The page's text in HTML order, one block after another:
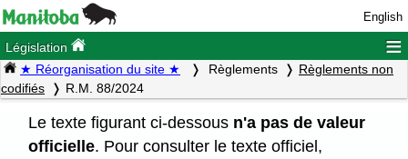
English
Législation ≡
★ Réorganisation du site ★ Règlements
Règlements non
codifiés
R.M. 88/2024
Le texte figurant ci-dessous n'a pas de valeur
officielle. Pour consulter le texte officiel,